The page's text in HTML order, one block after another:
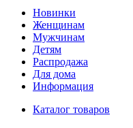
Новинки
Женщинам
Мужчинам
Детям
Распродажа
Для дома
Информация
Каталог товаров